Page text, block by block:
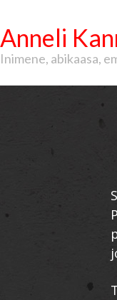
Anneli
Inimene, abikaasa,